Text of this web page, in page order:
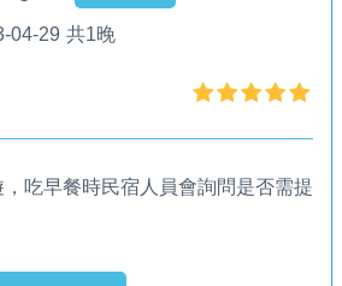
04-29 共1晚
吃早餐時民宿人員會詢問是否需提